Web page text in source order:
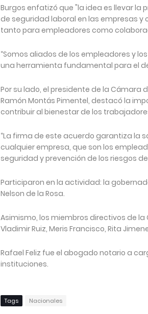
Burgos enfatizó que "la idea es llevar la
de seguridad laboral en las empresas y
tanto para empleadores como
“Somos aliados de los empleadores y
una herramienta fundamental para el
Por su lado, el presidente de la Cámara
Ramón Montás Pimentel, destacó la
contribuir al bienestar de los
“La firma de este acuerdo garantiza la
cualquier empresa, que son los
seguridad y prevención de los riesgos
Participaron en la actividad: la
Nelson de la Rosa.
Asimismo, los miembros directivos de
Vladimir Ruiz, Meris Francisco, Rita
Rafael Feliz fue el abogado notario a
instituciones.
Tags Nacionales